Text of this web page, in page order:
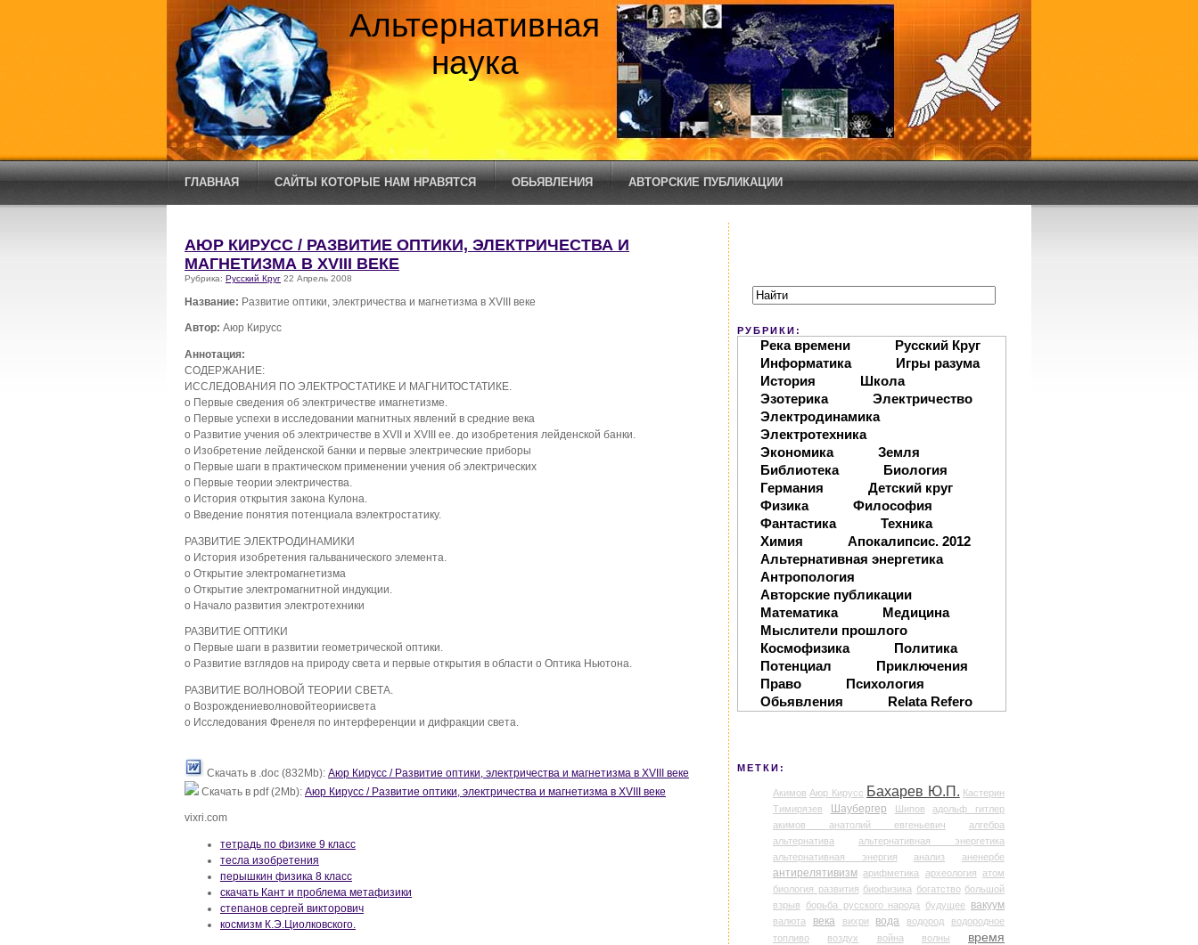
Альтернативная
наука
ГЛАВНАЯ САЙТЫ КОТОРЫЕ НАМ НРАВЯТСЯ ОБЬЯВЛЕНИЯ АВТОРСКИЕ ПУБЛИКАЦИИ
АЮР КИРУСС / РАЗВИТИЕ ОПТИКИ, ЭЛЕКТРИЧЕСТВА И
МАГНЕТИЗМА В XVIII ВЕКЕ
Рубрика: Русский Круг 22 Апрель 2008
Название: Развитие оптики, электричества и магнетизма в XVIII веке
Автор: Аюр Кирусс
Аннотация:
СОДЕРЖАНИЕ:
ИССЛЕДОВАНИЯ ПО ЭЛЕКТРОСТАТИКЕ И МАГНИТОСТАТИКЕ.
o Первые сведения об электричестве имагнетизме.
o Первые успехи в исследовании магнитных явлений в средние века
o Развитие учения об электричестве в XVII и XVIII ее. до изобретения лейденской банки.
o Изобретение лейденской банки и первые электрические приборы
o Первые шаги в практическом применении учения об электрических
o Первые теории электричества.
o История открытия закона Кулона.
o Введение понятия потенциала вэлектростатику.
РАЗВИТИЕ ЭЛЕКТРОДИНАМИКИ
o История изобретения гальванического элемента.
o Открытие электромагнетизма
o Открытие электромагнитной индукции.
o Начало развития электротехники
РАЗВИТИЕ ОПТИКИ
o Первые шаги в развитии геометрической оптики.
o Развитие взглядов на природу света и первые открытия в области o Оптика Ньютона.
РАЗВИТИЕ ВОЛНОВОЙ ТЕОРИИ СВЕТА.
o Возрождениеволновойтеориисвета
o Исследования Френеля по интерференции и дифракции света.
Скачать в .doc (832Mb): Аюр Кирусс / Развитие оптики, электричества и магнетизма в XVIII веке
Скачать в pdf (2Mb): Аюр Кирусс / Развитие оптики, электричества и магнетизма в XVIII веке
vixri.com
тетрадь по физике 9 класс
тесла изобретения
перышкин физика 8 класс
скачать Кант и проблема метафизики
степанов сергей викторович
космизм К.Э.Циолковского.
РУБРИКИ:
Река времени
Русский Круг
Информатика
Игры разума
История
Школа
Эзотерика
Электричество
Электродинамика
Электротехника
Экономика
Земля
Библиотека
Биология
Германия
Детский круг
Физика
Философия
Фантастика
Техника
Химия
Апокалипсис. 2012
Альтернативная энергетика
Антропология
Авторские публикации
Математика
Медицина
Мыслители прошлого
Космофизика
Политика
Потенциал
Приключения
Право
Психология
Обьявления
Relata Refero
МЕТКИ:
Акимов Аюр Кирусс Бахарев Ю.П. Кастерин
Тимирязев
Шаубергер Шипов
адольф гитлер
акимов анатолий евгеньевич
алгебра
альтернатива
альтернативная энергетика
альтернативная энергия
анализ аненербе
антирелятивизм арифметика археология атом
биология развития биофизика богатство большой
взрыв
борьба русского народа будущее вакуум
валюта века вихри вода водород
водородное
топливо
воздух война волны
время